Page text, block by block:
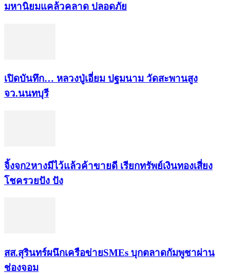
มหา​นิยม​แคล้วคลาด​ ปลอดภัย​
เปิดบันทึก… หลวงปู่เอี่ยม ​ปฐม​นาม​ วัดสะพานสูง​
จว.นนทบุรี
จิ้งจก​2​หาง​มีไว้แล้ว​ค้าขาย​ดี​ เรียก​ทรัพย์เงินทอง​เสี่ยง
โชค​รวยปัง​ ปัง​
สส.สุรินทร์ผนึกเครือข่ายSMEs บุกตลาดกัมพูชาผ่าน
ช่องจอม